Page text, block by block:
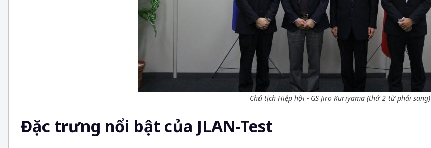
Chủ tịch Hiệp hội - GS Jiro Kuriyama (thứ 2 từ phải sang)
Đặc trưng nổi bật của JLAN-Test